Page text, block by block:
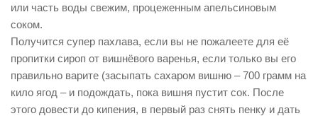
или часть воды свежим, процеженным апельсиновым
соком.
Получится супер пахлава, если вы не пожалеете для её
пропитки сироп от вишнёвого варенья, если только вы его
правильно варите (засыпать сахаром вишню – 700 грамм на
кило ягод – и подождать, пока вишня пустит сок. После
этого довести до кипения, в первый раз снять пенку и дать